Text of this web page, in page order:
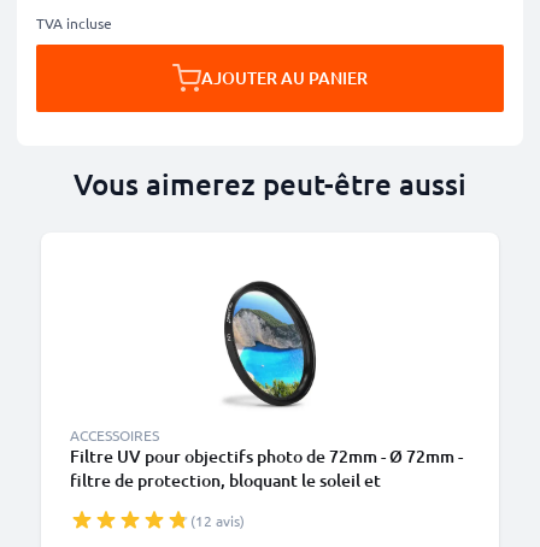
TVA incluse
AJOUTER AU PANIER
Vous aimerez peut-être aussi
ACCESSOIRES
Filtre UV pour objectifs photo de 72mm - Ø 72mm -
filtre de protection, bloquant le soleil et
(12 avis)